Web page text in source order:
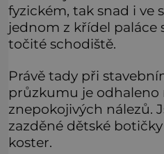
fyzickém, tak snad i ve
jednom z křídel paláce
točité schodiště.
Právě tady při
průzkumu je odhaleno
znepokojivých nálezů.
zazděné dětské
koster.